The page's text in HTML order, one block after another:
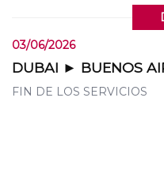
03/06/2026
DUBAI ► BUENOS
FIN DE LOS SERVICIOS